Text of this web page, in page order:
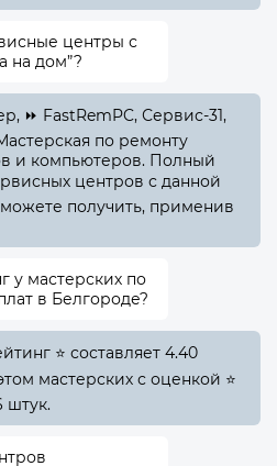
центры с
на дом”?
⏩ FastRemPC, Сервис-31,
по ремонту
и компьютеров. Полный
центров с данной
получить, применив
у мастерских по
в Белгороде?
⭐ составляет 4.40
мастерских с оценкой ⭐
штук.